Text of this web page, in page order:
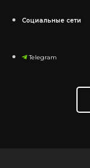
Социальные сети
Telegram